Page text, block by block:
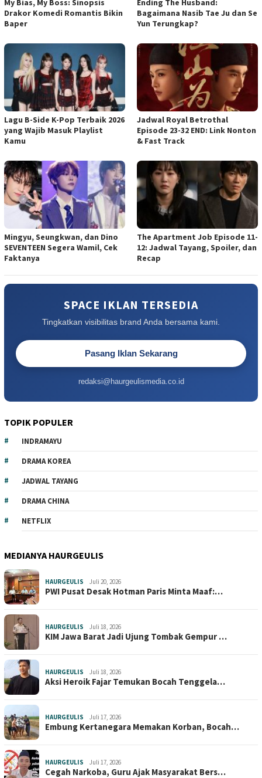
My Bias, My Boss: Sinopsis
Drakor Komedi Romantis Bikin
Baper
Ending The Husband:
Bagaimana Nasib Tae Ju dan Se
Yun Terungkap?
Lagu B-Side K-Pop Terbaik 2026
yang Wajib Masuk Playlist
Kamu
Jadwal Royal Betrothal
Episode 23-32 END: Link Nonton
& Fast Track
Mingyu, Seungkwan, dan Dino
SEVENTEEN Segera Wamil, Cek
Faktanya
The Apartment Job Episode 11-
12: Jadwal Tayang, Spoiler, dan
Recap
SPACE IKLAN TERSEDIA
Tingkatkan visibilitas brand Anda bersama kami.
Pasang Iklan Sekarang
redaksi@haurgeulismedia.co.id
TOPIK POPULER
INDRAMAYU
DRAMA KOREA
JADWAL TAYANG
DRAMA CHINA
NETFLIX
MEDIANYA HAURGEULIS
HAURGEULIS Juli 20, 2026
PWI Pusat Desak Hotman Paris Minta Maaf:…
HAURGEULIS Juli 18, 2026
KIM Jawa Barat Jadi Ujung Tombak Gempur …
HAURGEULIS Juli 18, 2026
Aksi Heroik Fajar Temukan Bocah Tenggela…
HAURGEULIS Juli 17, 2026
Embung Kertanegara Memakan Korban, Bocah…
HAURGEULIS Juli 17, 2026
Cegah Narkoba, Guru Ajak Masyarakat Bers…